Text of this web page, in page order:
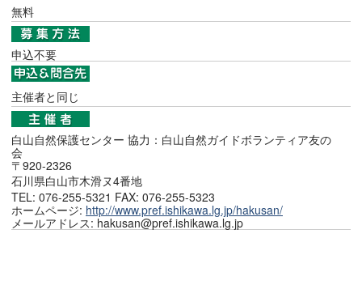
無料
申込不要
主催者と同じ
白山自然保護センター 協力：白山自然ガイドボランティア友の
会
〒920-2326
石川県白山市木滑ヌ4番地
TEL: 076-255-5321 FAX: 076-255-5323
ホームページ: http://www.pref.ishikawa.lg.jp/hakusan/
メールアドレス: hakusan@pref.ishikawa.lg.jp